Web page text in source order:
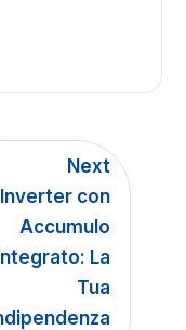
Next
Inverter con
Accumulo
La
Tua